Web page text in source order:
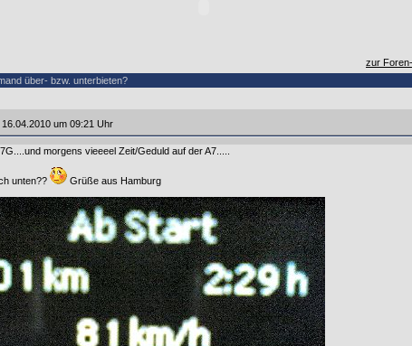
zur
über- bzw. unterbieten?
um 09:21 Uhr
morgens vieeeel Zeit/Geduld auf der A7.....
unten?? Grüße aus Hamburg